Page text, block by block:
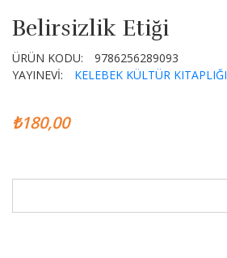
Belirsizlik Etiği
ÜRÜN KODU:
9786256289093
YAYINEVİ:
KELEBEK KÜLTÜR KITAPLIĞI
₺180,00